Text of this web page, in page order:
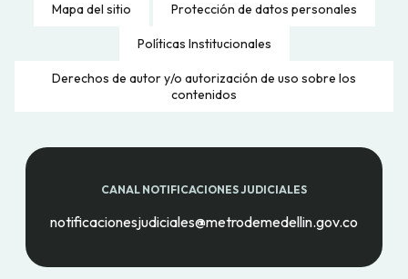
Mapa del sitio Protección de datos personales
Políticas Institucionales
Derechos de autor y/o autorización de uso sobre los
contenidos
CANAL NOTIFICACIONES JUDICIALES
notificacionesjudiciales@metrodemedellin.gov.co